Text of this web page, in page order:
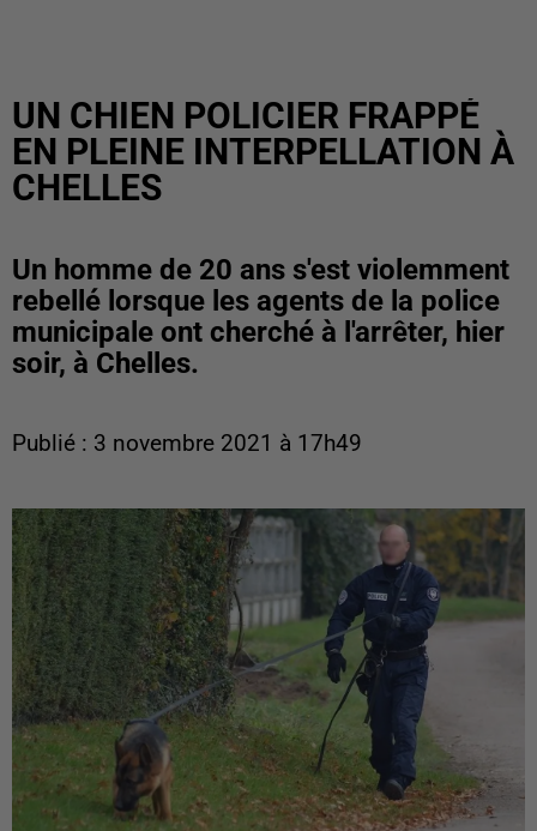
UN CHIEN POLICIER FRAPPÉ
EN PLEINE INTERPELLATION À
CHELLES
Un homme de 20 ans s'est violemment
rebellé lorsque les agents de la police
municipale ont cherché à l'arrêter, hier
soir, à Chelles.
Publié : 3 novembre 2021 à 17h49